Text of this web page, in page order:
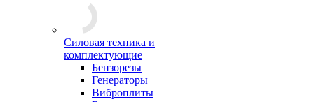
Силовая техника и
комплектующие
Бензорезы
Генераторы
Виброплиты